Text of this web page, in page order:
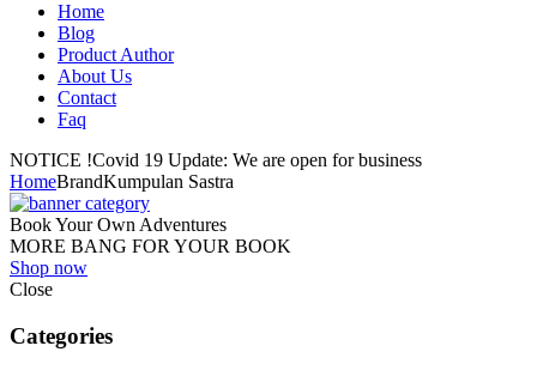
Home
Blog
Product Author
About Us
Contact
Faq
NOTICE !Covid 19 Update: We are open for business
HomeBrandKumpulan Sastra
Book Your Own Adventures
MORE BANG FOR YOUR BOOK
Shop now
Close
Categories